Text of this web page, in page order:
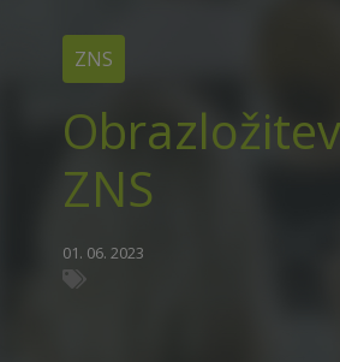
ZNS
ZNS
01. 06. 2023